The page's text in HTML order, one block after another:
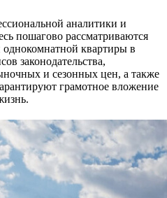
аналитики и
пошагово рассматриваются
квартиры в
законодательства,
и сезонных цен, а также
грамотное вложение